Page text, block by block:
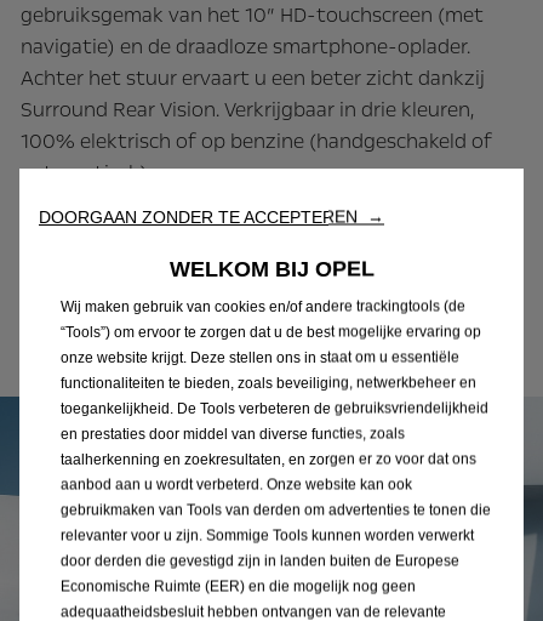
gebruiksgemak van het 10” HD-touchscreen (met
navigatie) en de draadloze smartphone-oplader.
Achter het stuur ervaart u een beter zicht dankzij
Surround Rear Vision. Verkrijgbaar in drie kleuren,
100% elektrisch of op benzine (handgeschakeld of
automatisch).
Vergelijk uitvoeringen
DOORGAAN ZONDER TE ACCEPTEREN →
WELKOM BIJ OPEL
Wij maken gebruik van cookies en/of andere trackingtools (de
“Tools”) om ervoor te zorgen dat u de best mogelijke ervaring op
onze website krijgt. Deze stellen ons in staat om u essentiële
functionaliteiten te bieden, zoals beveiliging, netwerkbeheer en
toegankelijkheid. De Tools verbeteren de gebruiksvriendelijkheid
en prestaties door middel van diverse functies, zoals
taalherkenning en zoekresultaten, en zorgen er zo voor dat ons
aanbod aan u wordt verbeterd. Onze website kan ook
gebruikmaken van Tools van derden om advertenties te tonen die
relevanter voor u zijn. Sommige Tools kunnen worden verwerkt
door derden die gevestigd zijn in landen buiten de Europese
Economische Ruimte (EER) en die mogelijk nog geen
adequaatheidsbesluit hebben ontvangen van de relevante